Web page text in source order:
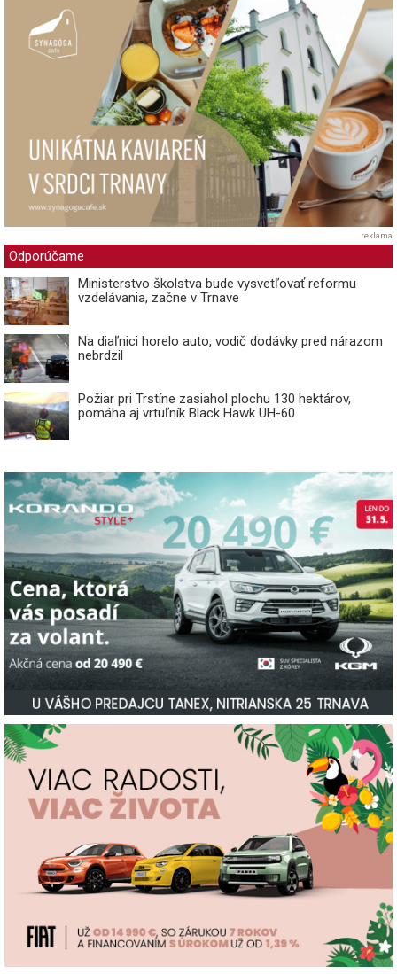
reklama
Odporúčame
Ministerstvo školstva bude vysvetľovať reformu
vzdelávania, začne v Trnave
Na diaľnici horelo auto, vodič dodávky pred nárazom
nebrdzil
Požiar pri Trstíne zasiahol plochu 130 hektárov,
pomáha aj vrtuľník Black Hawk UH-60